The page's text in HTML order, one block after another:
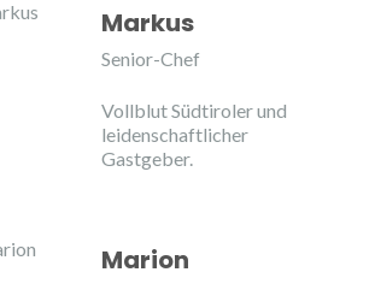
Markus
Senior-Chef
Vollblut Südtiroler und
leidenschaftlicher
Gastgeber.
Marion